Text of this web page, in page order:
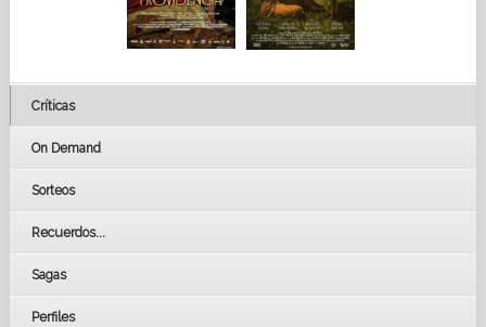
Críticas
On Demand
Sorteos
Recuerdos...
Sagas
Perfiles